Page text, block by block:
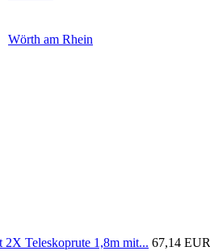
Wörth am Rhein
2X Teleskoprute 1,8m mit... 67,14 EUR